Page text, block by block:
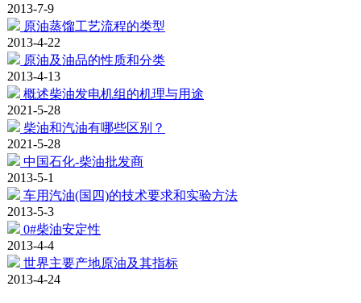
2013-7-9
原油蒸馏工艺流程的类型
2013-4-22
原油及油品的性质和分类
2013-4-13
概述柴油发电机组的机理与用途
2021-5-28
柴油和汽油有哪些区别？
2021-5-28
中国石化-柴油批发商
2013-5-1
车用汽油(国四)的技术要求和实验方法
2013-5-3
0#柴油安定性
2013-4-4
世界主要产地原油及其指标
2013-4-24